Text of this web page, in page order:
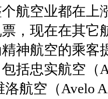
航空业都在上
，现在在其它
神航空的乘客
括忠实航空（
航空（Avelo